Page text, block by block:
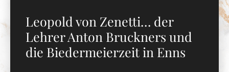
Leopold von Zenetti… der
Lehrer Anton Bruckners und
die Biedermeierzeit in Enns